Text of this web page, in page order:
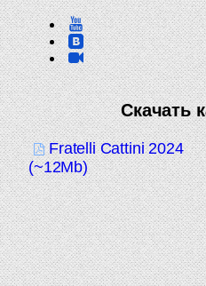
Скачать
Fratelli Cattini 2024
(~12Mb)